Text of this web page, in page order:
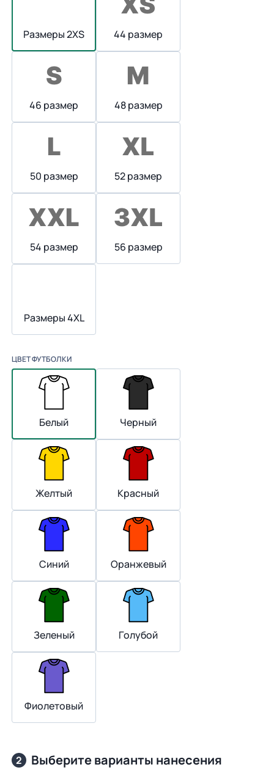
Размеры 2XS 44 размер
46 размер 48 размер
50 размер 52 размер
54 размер 56 размер
Размеры 4XL
ЦВЕТ ФУТБОЛКИ
Белый Черный
Желтый Красный
Синий Оранжевый
Зеленый Голубой
Фиолетовый
2 Выберите варианты нанесения